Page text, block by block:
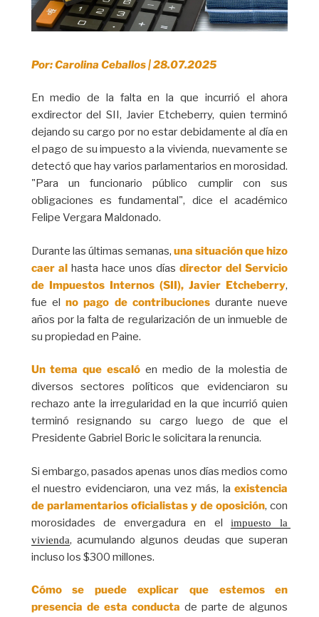
Por: Carolina Ceballos | 28.07.2025
En medio de la falta en la que incurrió el ahora
exdirector del SII, Javier Etcheberry, quien terminó
dejando su cargo por no estar debidamente al día en
el pago de su impuesto a la vivienda, nuevamente se
detectó que hay varios parlamentarios en morosidad.
"Para un funcionario público cumplir con sus
obligaciones es fundamental", dice el académico
Felipe Vergara Maldonado.
Durante las últimas semanas,una situación que hizo
caer alhasta hace unos díasdirector del Servicio
de Impuestos Internos (SII), Javier Etcheberry,
fue elno pago de contribucionesdurante nueve
años por la falta de regularización de un inmueble de
su propiedad en Paine.
Un tema que escaló en medio de la molestia de
diversos sectores políticos que evidenciaron su
rechazo ante la irregularidad en la que incurrió quien
terminó resignando su cargo luego de que el
Presidente Gabriel Boric le solicitara la renuncia.
Si embargo, pasados apenas unos días medios como
el nuestro evidenciaron, una vez más, laexistencia
de parlamentarios oficialistas y de oposición, con
morosidades de envergadura en elimpuesto la
vivienda, acumulando algunos deudas que superan
incluso los $300 millones.
Cómo se puede explicar que estemos en
presencia de esta conductade parte de algunos